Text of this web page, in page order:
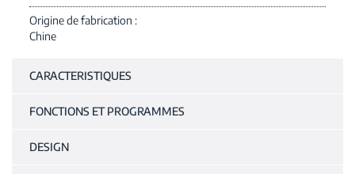
Origine de fabrication
Chine
CARACTERISTIQUES
FONCTIONS ET PROGRAMMES
DESIGN